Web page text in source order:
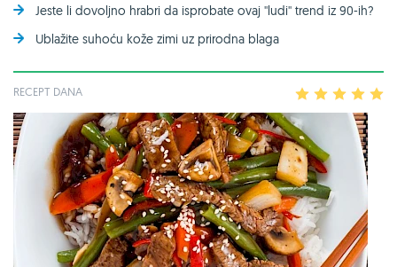
Jeste li dovoljno hrabri da isprobate ovaj ''ludi'' trend iz 90-ih?
Ublažite suhoću kože zimi uz prirodna blaga
RECEPT DANA 2 3 4